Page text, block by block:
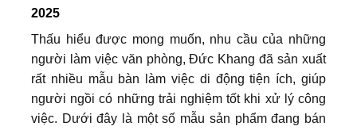
2025
Thấu hiểu được mong muốn, nhu cầu của những
người làm việc văn phòng, Đức Khang đã sản xuất
rất nhiều mẫu bàn làm việc di động tiện ích, giúp
người ngồi có những trải nghiệm tốt khi xử lý công
việc. Dưới đây là một số mẫu sản phẩm đang bán